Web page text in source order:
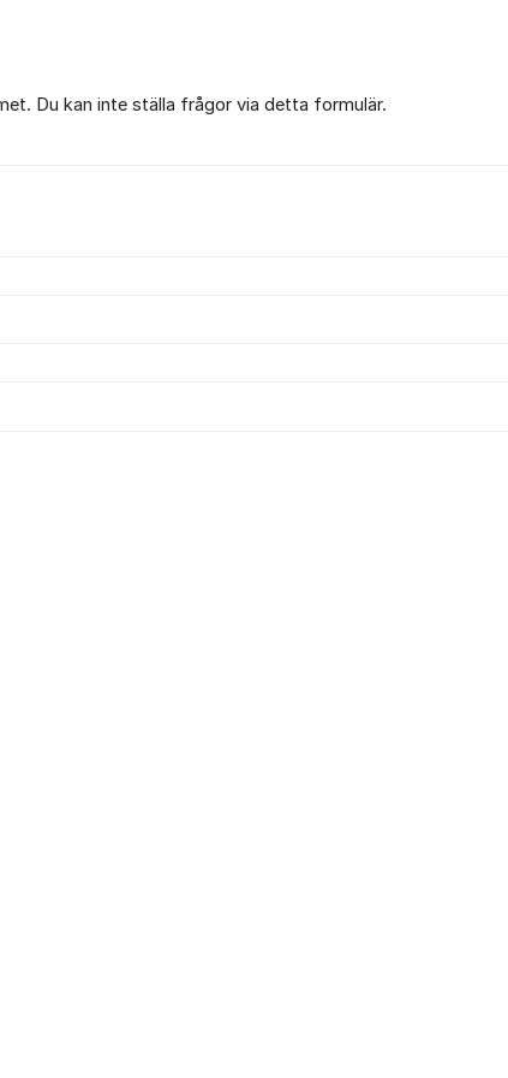
Du kan inte ställa frågor via detta formulär.